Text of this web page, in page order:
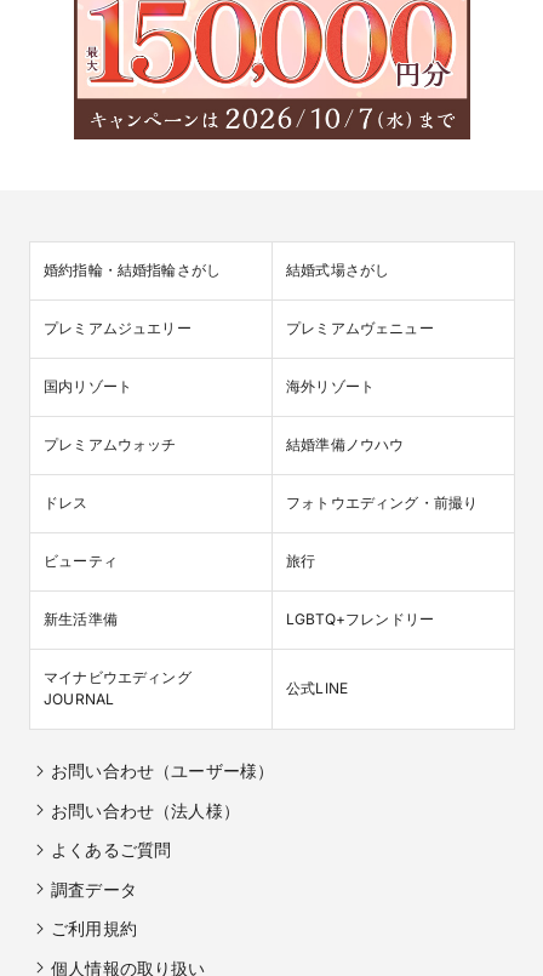
婚約指輪・結婚指輪さがし 結婚式場さがし
プレミアムジュエリー プレミアムヴェニュー
国内リゾート 海外リゾート
プレミアムウォッチ 結婚準備ノウハウ
ドレス フォトウエディング・前撮り
ビューティ 旅行
新生活準備 LGBTQ+フレンドリー
マイナビウエディング
JOURNAL
公式LINE
お問い合わせ（ユーザー様）
お問い合わせ（法人様）
よくあるご質問
調査データ
ご利用規約
個人情報の取り扱い